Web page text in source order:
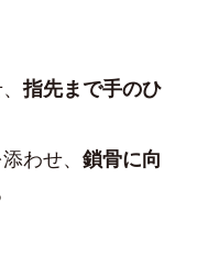
指先まで手のひ
わせ、 鎖骨に向